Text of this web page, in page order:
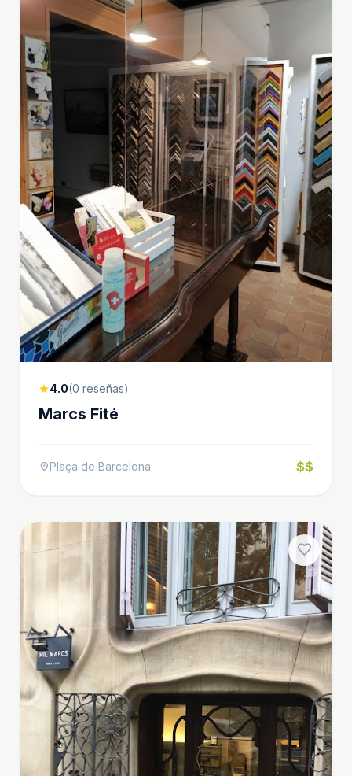
star4.0(0 reseñas)
Marcs Fité
location_onPlaça de Barcelona $$
favorite